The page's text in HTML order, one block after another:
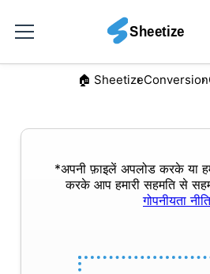
🏠︎ SheetizeConversion
*अपनी फ़ाइलें अपलोड करके या
करके आप हमारी सहमति से
गोपनीयता नीति